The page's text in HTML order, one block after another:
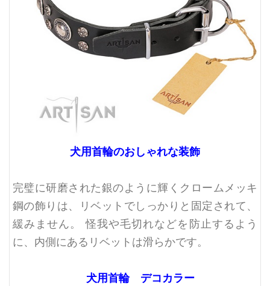
犬用首輪のおしゃれな装飾
完璧に研磨された銀のように輝くクロームメッキ
鋼の飾りは、リベットでしっかりと固定されて、
緩みません。 怪我や毛切れなどを防止するよう
に、内側にあるリベットは滑らかです。
犬用首輪 デコカラー